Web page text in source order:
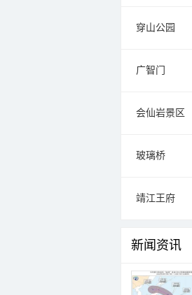
穿山公园
广智门
会仙岩景区
玻璃桥
靖江王府
新闻资讯